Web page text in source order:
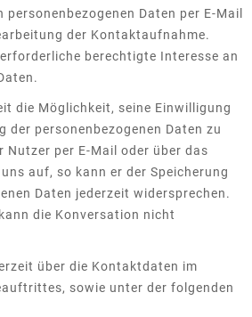
Daten per E-Mail
der Kontaktaufnahme.
berechtigte Interesse an
die Möglichkeit, seine Einwilligung
der personenbezogenen Daten zu
per E-Mail oder über das
auf, so kann er der Speicherung
Daten jederzeit widersprechen.
die Konversation nicht
über die Kontaktdaten im
sowie unter der folgenden